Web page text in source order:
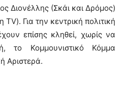
Διονέλλης (Σκάι και Δρόμος)
Για την κεντρική πολιτική
επίσης κληθεί, χωρίς να
το Κομμουνιστικό Κόμμα
Αριστερά.